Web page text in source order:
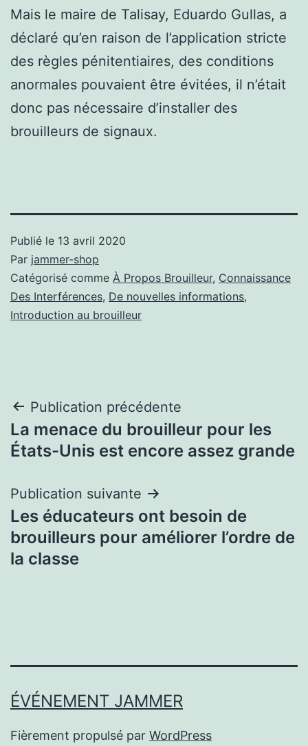
Mais le maire de Talisay, Eduardo Gullas, a
déclaré qu’en raison de l’application stricte
des règles pénitentiaires, des conditions
anormales pouvaient être évitées, il n’était
donc pas nécessaire d’installer des
brouilleurs de signaux.
Publié le 13 avril 2020
Par jammer-shop
Catégorisé comme À Propos Brouilleur, Connaissance
Des Interférences, De nouvelles informations,
Introduction au brouilleur
Navigation
de
Publication précédente
La menace du brouilleur pour les
États-Unis est encore assez grande
Publication suivante
Les éducateurs ont besoin de
brouilleurs pour améliorer l’ordre de
la classe
ÉVÉNEMENT JAMMER
Fièrement propulsé par WordPress